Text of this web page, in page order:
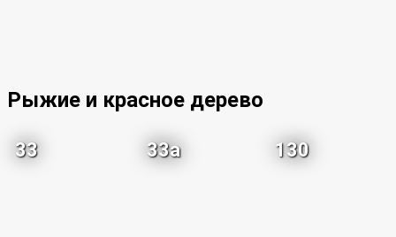
Рыжие и красное дерево
33 33a 130